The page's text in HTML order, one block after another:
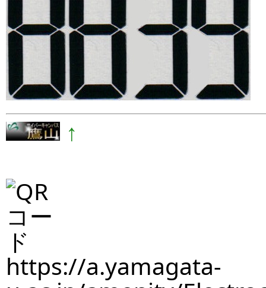
↑
https://a.yamagata-